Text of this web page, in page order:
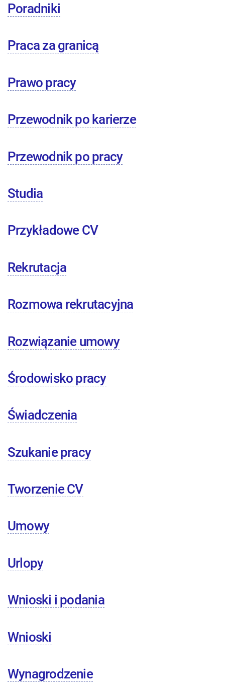
Poradniki
Praca za granicą
Prawo pracy
Przewodnik po karierze
Przewodnik po pracy
Studia
Przykładowe CV
Rekrutacja
Rozmowa rekrutacyjna
Rozwiązanie umowy
Środowisko pracy
Świadczenia
Szukanie pracy
Tworzenie CV
Umowy
Urlopy
Wnioski i podania
Wnioski
Wynagrodzenie